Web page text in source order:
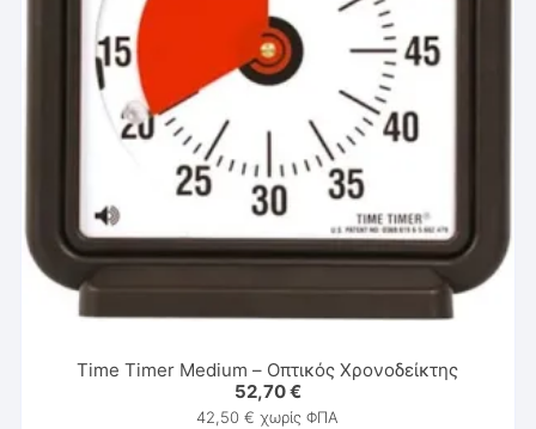
Time Timer Medium – Οπτικός Χρονοδείκτης
52,70€
42,50€ χωρίς ΦΠΑ